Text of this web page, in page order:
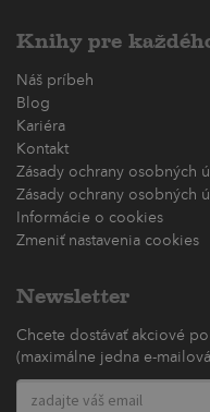
Knihy pre
Náš príbeh
Blog
Kariéra
Kontakt
Zásady ochrany osobných
Zásady ochrany osobných
Informácie o cookies
Zmeniť nastavenia cookies
Newsletter
Chcete dostávať akciové
(maximálne jedna e-